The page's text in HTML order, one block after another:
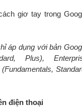
giơ tay trong
áp dụng với bản
Plus),
điện thoại